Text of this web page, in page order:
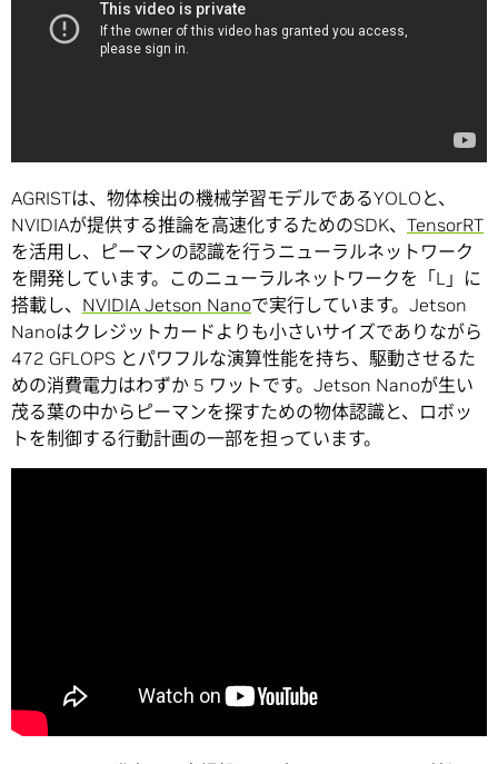
AGRISTは、物体検出の機械学習モデルであるYOLOと、
NVIDIAが提供する推論を高速化するためのSDK、 TensorRT
を活用し、ピーマンの認識を行うニューラルネットワーク
を開発しています。このニューラルネットワークを「L」に
搭載し、 NVIDIA Jetson Nanoで実行しています。Jetson
Nanoはクレジットカードよりも小さいサイズでありながら
472 GFLOPS とパワフルな演算性能を持ち、駆動させるた
めの消費電力はわずか 5 ワットです。Jetson Nanoが生い
茂る葉の中からピーマンを探すための物体認識と、ロボッ
トを制御する行動計画の一部を担っています。